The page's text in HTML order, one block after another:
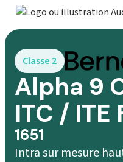
Classe 2
Alpha 9
ITC / ITE
1651
Intra sur mesure